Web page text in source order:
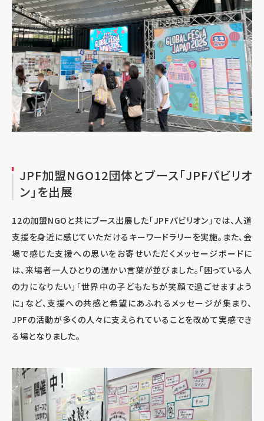
JPF加盟NGO12団体とブース「JPFパビリオ
ン」を出展
12の加盟NGOと共にブース出展した「JPFパビリオン」では、人道
支援を身近に感じていただけるキーワードラリーを実施。また、会
場で感じた支援への思いをお寄せいただくメッセージボードに
は、来場者一人ひとりの温かい言葉が並びました。「困っている人
の力になりたい」「世界中の子どもたちが笑顔で過ごせますよう
に」など、支援への共感と希望にあふれるメッセージが集まり、
JPFの活動が多くの人々に支えられていることを改めて実感でき
る場となりました。